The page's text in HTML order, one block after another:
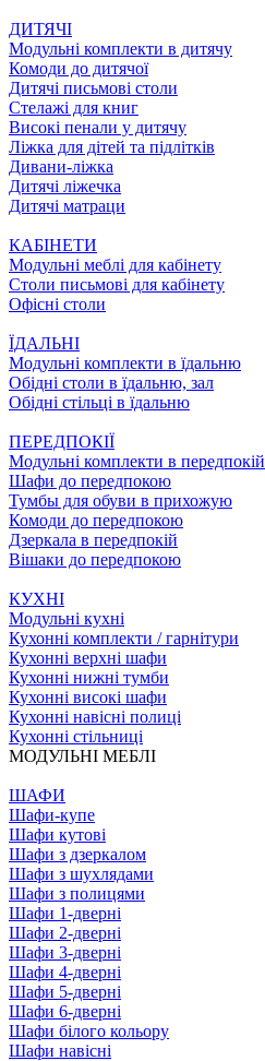
ДИТЯЧІ
Модульні комплекти в дитячу
Комоди до дитячої
Дитячі письмові столи
Стелажі для книг
Високі пенали у дитячу
Ліжка для дітей та підлітків
Дивани-ліжка
Дитячі ліжечка
Дитячі матраци
КАБІНЕТИ
Модульні меблі для кабінету
Столи письмові для кабінету
Офісні столи
ЇДАЛЬНI
Модульні комплекти в їдальню
Обідні столи в їдальню, зал
Обідні стільці в їдальню
ПЕРЕДПОКІЇ
Модульні комплекти в передпокій
Шафи до передпокою
Тумбы для обуви в прихожую
Комоди до передпокою
Дзеркала в передпокій
Вішаки до передпокою
КУХНІ
Модульні кухні
Кухонні комплекти / гарнітури
Кухонні верхні шафи
Кухонні нижні тумби
Кухонні високі шафи
Кухонні навісні полиці
Кухонні стільниці
МОДУЛЬНІ МЕБЛІ
ШАФИ
Шафи-купе
Шафи кутові
Шафи з дзеркалом
Шафи з шухлядами
Шафи з полицями
Шафи 1-дверні
Шафи 2-дверні
Шафи 3-дверні
Шафи 4-дверні
Шафи 5-дверні
Шафи 6-дверні
Шафи білого кольору
Шафи навісні